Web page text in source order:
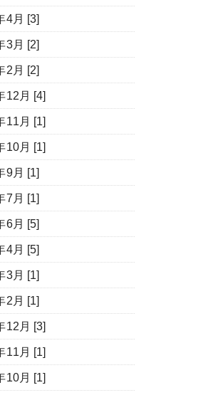
4月 [3]
3月 [2]
2月 [2]
12月 [4]
11月 [1]
10月 [1]
9月 [1]
7月 [1]
6月 [5]
4月 [5]
3月 [1]
2月 [1]
12月 [3]
11月 [1]
10月 [1]